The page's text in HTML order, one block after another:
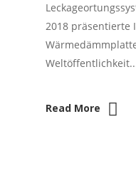
2018 präsentierte
Read More